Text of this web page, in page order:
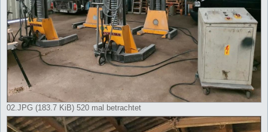
02.JPG (183.7 KiB) 520 mal betrachtet